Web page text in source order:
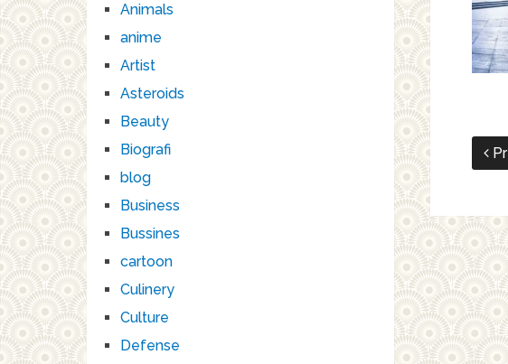
Animals
anime
Artist
Asteroids
Beauty
Biografi
blog
Business
Bussines
cartoon
Culinery
Culture
Defense